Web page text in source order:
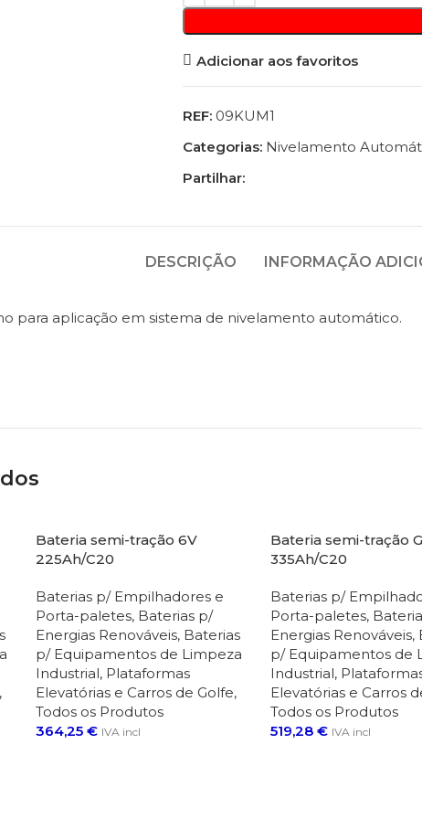
Adicionar aos favoritos
REF: 09KUM1
Categorias: Nivelamento
Partilhar:
DESCRIÇÃO INFORMAÇÃO
para aplicação em sistema de nivelamento automático.
,
S/STOC
K
Bateria semi-tração 6V
225Ah/C20
Baterias p/ Empilhadores e
Porta-paletes, Baterias p/
Energias Renováveis, Baterias
p/ Equipamentos de Limpeza
Industrial, Plataformas
Elevatórias e Carros de Golfe,
Todos os Produtos
364,25 € IVA incl
S/STOC
K
Bateria semi-tração
335Ah/C20
Baterias p/
Porta-paletes,
Energias Renováveis,
p/ Equipamentos de
Industrial,
Elevatórias e Carros
Todos os Produtos
519,28 € IVA incl